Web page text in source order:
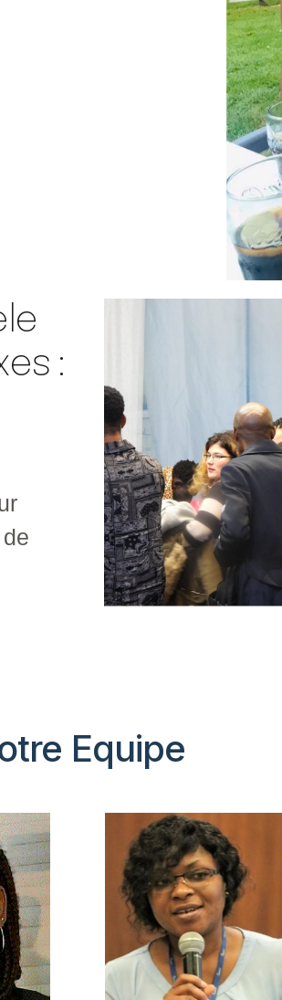
:
Conseil pour
recherche de
réseau des
leurs homologues
Equipe